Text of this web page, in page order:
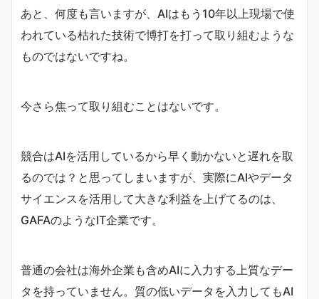
あと、何度も言いますが、AIはもう10年以上現場で使
われている枯れた技術で博打を打って取り組むような
ものではないですね。
今さら焦って取り組むことはないです。
競合はAIを活用しているから早く動かないと遅れを取
るのでは？と思ってしまいますが、実際にAIやデータ
サイエンスを活用して大きな利益を上げてるのは、
GAFAのようなIT企業です。
普通の会社は海外企業も含めAIに入力する上質なデー
タを持っていません。質の低いデータを入力してもAI